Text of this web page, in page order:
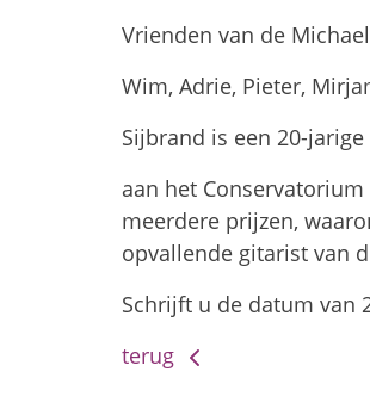
Vrienden van de
Wim, Adrie, Pieter,
Sijbrand is een 20-
aan het
meerdere prijzen,
opvallende gitarist van
Schrijft u de datum van
terug